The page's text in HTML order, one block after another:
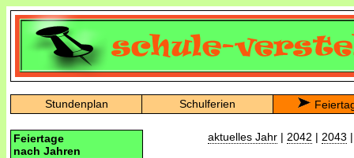
Stundenplan Schulferien
Feiertage
nach Jahren
aktuelles Jahr | 2042 | 2043